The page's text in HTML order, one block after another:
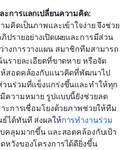
เพิ่มความร่วมมือและการแลกเปลี่ยนความคิด:
มคิดเป็นภาพและเข้าใจง่าย จึงช่วย
ปรายอย่างเปิดเผยและการมีส่วน
างการวางแผน สมาชิกทีมสามารถ
นรายละเอียดที่ขาดหาย หรือจัด
ห้สอดคล้องกับแนวคิดที่พัฒนาไป
วนร่วมที่แข็งแกร่งขึ้นและทำให้ทุก
ความหมาย รูปแบบนี้ยังช่วยลด
าะการเชื่อมโยงด้วยภาพช่วยให้ทีม
ได้ทันที ส่งผลให้การทำงานร่วม
คลุมมากขึ้น และสอดคล้องกับเป้า
หวังของโครงการได้ดียิ่งขึ้น